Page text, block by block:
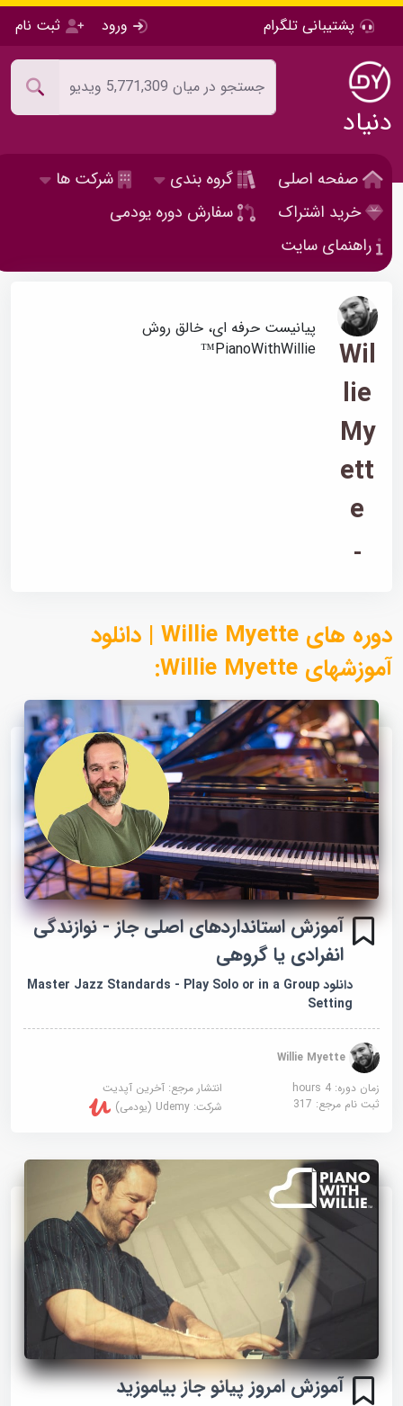
پشتیبانی تلگرام ورود ثبت نام
دنیاد
صفحه اصلی گروه بندی
شرکت ها
خرید اشتراک
سفارش دوره یودمی
راهنمای سایت
Wil
lie
My
ett
e
پیانیست حرفه ای، خالق روش
PianoWithWillie™
دوره های Willie Myette | دانلود
آموزشهای Willie Myette:
آموزش استانداردهای اصلی جاز - نوازندگی
انفرادی یا گروهی
دانلود Master Jazz Standards - Play Solo or in a Group
Setting
Willie Myette
زمان دوره: 4 hours
انتشار مرجع:آخرین آپدیت
ثبت نام مرجع:317 شرکت:Udemy (یودمی)
آموزش امروز پیانو جاز بیاموزید